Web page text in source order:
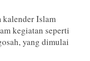
kalender Islam
kegiatan seperti
yang dimulai